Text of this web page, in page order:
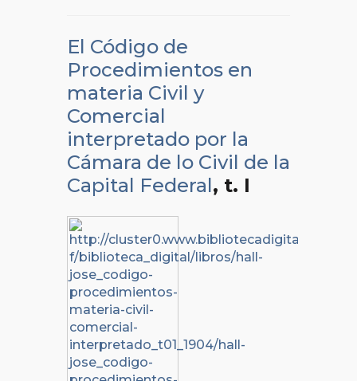
El Código de
Procedimientos en
materia Civil y
Comercial
interpretado por la
Cámara de lo Civil de la
Capital Federal, t. I